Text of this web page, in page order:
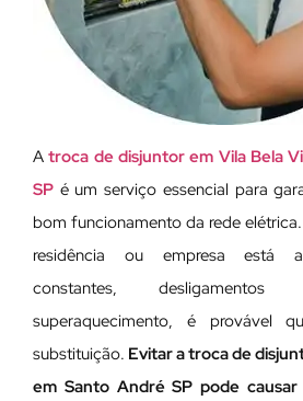
Atroca de disjuntor em Vila Bela
SP é um serviço essencial para
bom funcionamento da rede
residência ou empresa está
constantes,
superaquecimento, é provável
substituição. Evitar a troca de
em Santo André SP pode causar